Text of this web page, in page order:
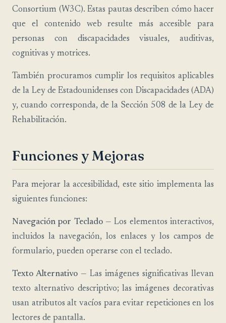
Consortium (W3C). Estas pautas describen cómo hacer
que el contenido web resulte más accesible para
personas con discapacidades visuales, auditivas,
cognitivas y motrices.
También procuramos cumplir los requisitos aplicables
de la Ley de Estadounidenses con Discapacidades (ADA)
y, cuando corresponda, de la Sección 508 de la Ley de
Rehabilitación.
Funciones y Mejoras
Para mejorar la accesibilidad, este sitio implementa las
siguientes funciones:
Navegación por Teclado— Los elementos interactivos,
incluidos la navegación, los enlaces y los campos de
formulario, pueden operarse con el teclado.
Texto Alternativo — Las imágenes significativas llevan
texto alternativo descriptivo; las imágenes decorativas
usan atributos alt vacíos para evitar repeticiones en los
lectores de pantalla.